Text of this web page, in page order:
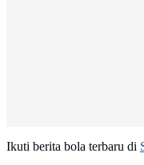
Ikuti berita bola terbaru di